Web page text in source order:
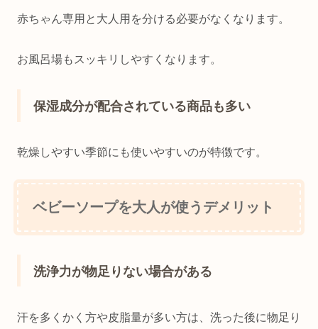
赤ちゃん専用と大人用を分ける必要がなくなります。
お風呂場もスッキリしやすくなります。
保湿成分が配合されている商品も多い
乾燥しやすい季節にも使いやすいのが特徴です。
ベビーソープを大人が使うデメリット
洗浄力が物足りない場合がある
汗を多くかく方や皮脂量が多い方は、洗った後に物足り